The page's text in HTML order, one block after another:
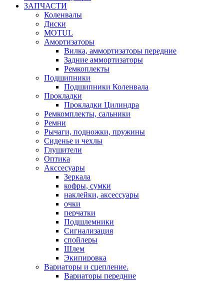
ЗАПЧАСТИ
Коленвалы
Диски
MOTUL
Амортизаторы
Вилка, аммортизаторы передние
Задние аммортизаторы
Ремкоплекты
Подшипники
Подшипники Коленвала
Прокладки
Прокладки Цилиндра
Ремкомплекты, сальники
Ремни
Рычаги, подножки, пружины
Сиденье и чехлы
Глушители
Оптика
Акссесуары
Зеркала
кофры, сумки
наклейки, аксессуары
очки
перчатки
Подшлемники
Сигнализация
спойлеры
Шлем
Экипировка
Вариаторы и сцепление.
Вариаторы передние